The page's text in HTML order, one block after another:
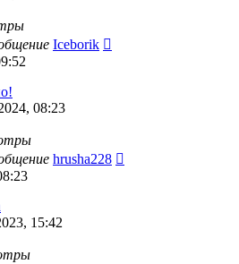
Iceborik
08:23
hrusha228
15:42